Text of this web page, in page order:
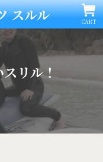
スルル CART
リル！